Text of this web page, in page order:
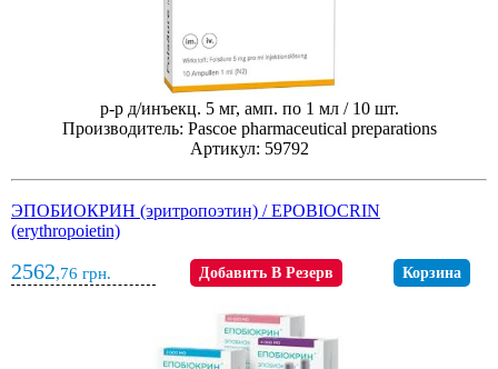
р-р д/инъекц. 5 мг, амп. по 1 мл / 10 шт.
Производитель: Pascoe pharmaceutical preparations
Артикул: 59792
ЭПОБИОКРИН (эритропоэтин) / EPOBIOCRIN
(erythropoietin)
2562,76 грн. Добавить В Резерв Корзина